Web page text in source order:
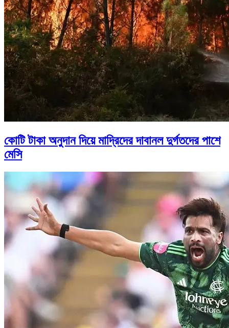
কোটি টাকা অনুদান দিয়ে মাদ্রিদের দাবানল দুর্গতদের পাশে
মেসি